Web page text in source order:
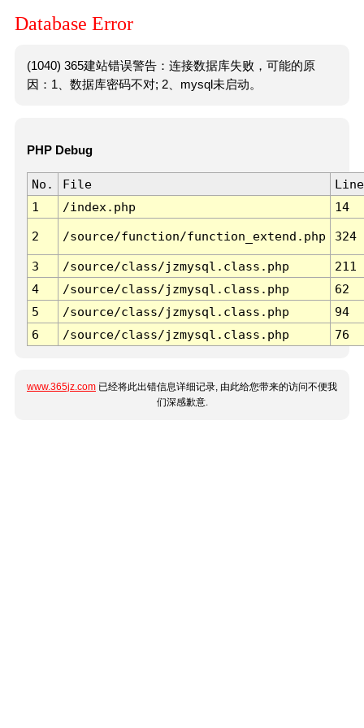
Database Error
(1040) 365建站错误警告：连接数据库失败，可能的原
因：1、数据库密码不对; 2、mysql未启动。
PHP Debug
No. File
Line
1
/index.php 14
2 /source/function/function_extend.php 324
3 /source/class/jzmysql.class.php
211
4
/source/class/jzmysql.class.php
62
5
/source/class/jzmysql.class.php
94
6
/source/class/jzmysql.class.php 76
www.365jz.com 已经将此出错信息详细记录, 由此给您带来的访问不便我
们深感歉意.